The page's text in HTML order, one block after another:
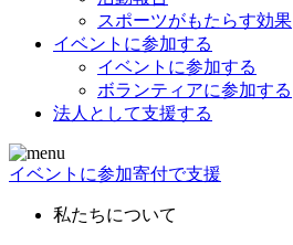
スポーツがもたらす効果
イベントに参加する
イベントに参加する
ボランティアに参加する
法人として支援する
イベントに参加寄付で支援
私たちについて